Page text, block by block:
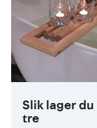
Slik lager
tre